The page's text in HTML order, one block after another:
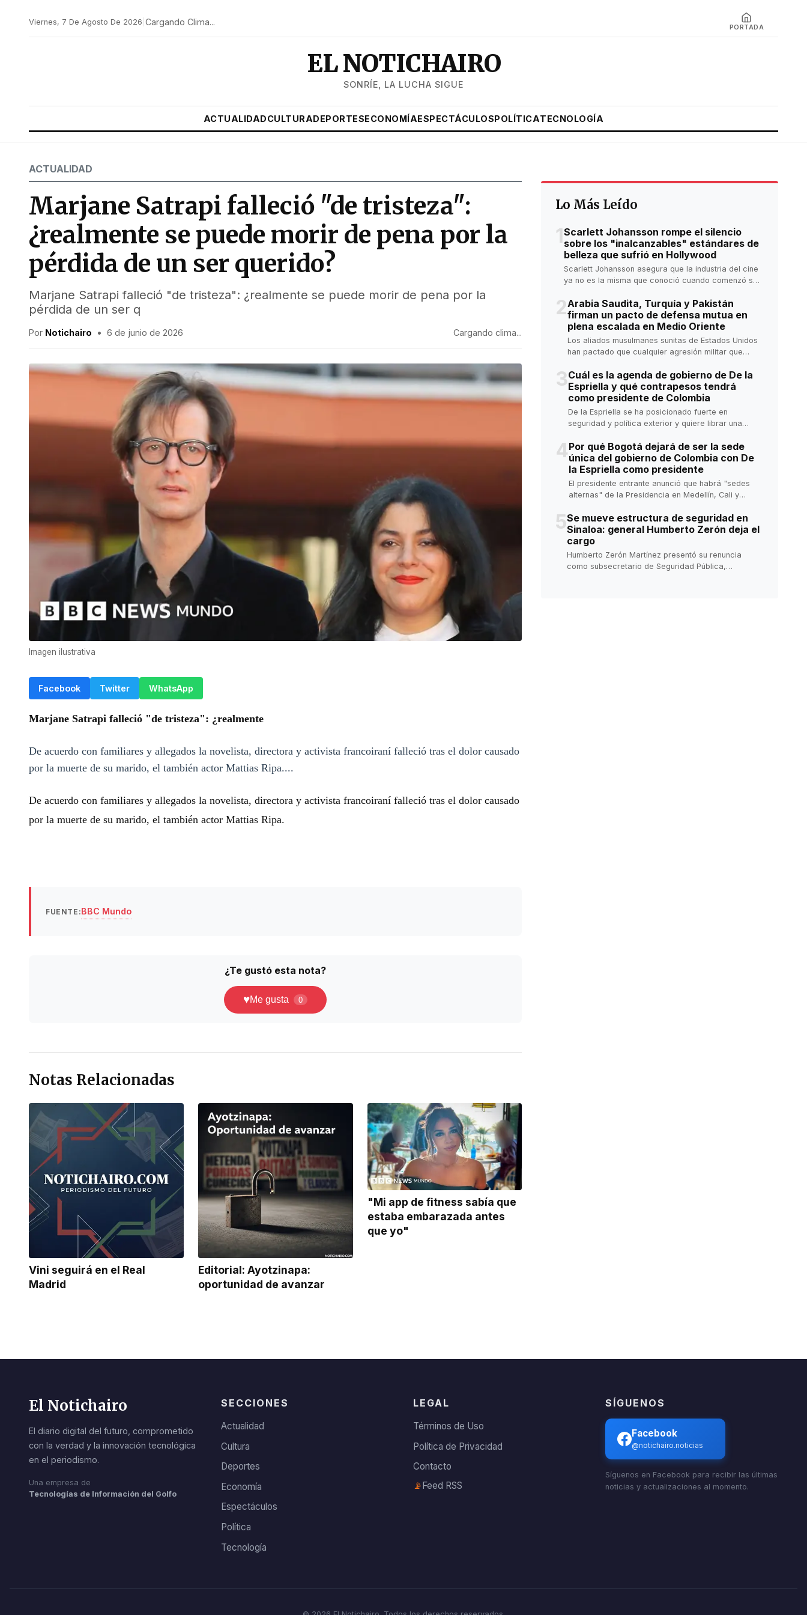
Viernes, 7 De Agosto De 2026 Cargando Clima...
PORTADA
EL NOTICHAIRO
SONRÍE, LA LUCHA SIGUE
ACTUALIDADCULTURADEPORTESECONOMÍAESPECTÁCULOSPOLÍTICATECNOLOGÍA
ACTUALIDAD
Marjane Satrapi falleció "de tristeza":
¿realmente se puede morir de pena por la
pérdida de un ser querido?
Marjane Satrapi falleció "de tristeza": ¿realmente se puede morir de pena por la
pérdida de un ser q
Por Notichairo • 6 de junio de 2026 Cargando clima...
Imagen ilustrativa
Facebook Twitter WhatsApp
Marjane Satrapi falleció "de tristeza": ¿realmente
De acuerdo con familiares y allegados la novelista, directora y activista francoiraní falleció tras el dolor causado
por la muerte de su marido, el también actor Mattias Ripa....
De acuerdo con familiares y allegados la novelista, directora y activista francoiraní falleció tras el dolor causado
por la muerte de su marido, el también actor Mattias Ripa.
FUENTE:BBC Mundo
¿Te gustó esta nota?
♥Me gusta 0
Notas Relacionadas
Vini seguirá en el Real
Madrid
Editorial: Ayotzinapa:
oportunidad de avanzar
"Mi app de fitness sabía que
estaba embarazada antes
que yo"
Lo Más Leído
1Scarlett Johansson rompe el silencio
sobre los "inalcanzables" estándares de
belleza que sufrió en Hollywood
Scarlett Johansson asegura que la industria del cine
ya no es la misma que conoció cuando comenzó su
2Arabia Saudita, Turquía y Pakistán
firman un pacto de defensa mutua en
plena escalada en Medio Oriente
Los aliados musulmanes sunitas de Estados Unidos
han pactado que cualquier agresión militar que
contra todos, según el documento firmado por
Arabia Saudita, Turquía y Pakistán en la ciudad de
La Meca este viernes 7 de agosto.
3Cuál es la agenda de gobierno de De la
Espriella y qué contrapesos tendrá
como presidente de Colombia
De la Espriella se ha posicionado fuerte en
seguridad y política exterior y quiere librar una
limitada.
4Por qué Bogotá dejará de ser la sede
única del gobierno de Colombia con De
la Espriella como presidente
El presidente entrante anunció que habrá "sedes
alternas" de la Presidencia en Medellín, Cali y
mayor descentralización.
5Se mueve estructura de seguridad en
Sinaloa: general Humberto Zerón deja el
cargo
Humberto Zerón Martínez presentó su renuncia
como subsecretario de Seguridad Pública,
El Notichairo
El diario digital del futuro, comprometido
con la verdad y la innovación tecnológica
en el periodismo.
Una empresa de
Tecnologías de Información del Golfo
SECCIONES
Actualidad
Cultura
Deportes
Economía
Espectáculos
Política
Tecnología
LEGAL
Términos de Uso
Política de Privacidad
Contacto
📡Feed RSS
SÍGUENOS
Facebook
@notichairo.noticias
Síguenos en Facebook para recibir las últimas
noticias y actualizaciones al momento.